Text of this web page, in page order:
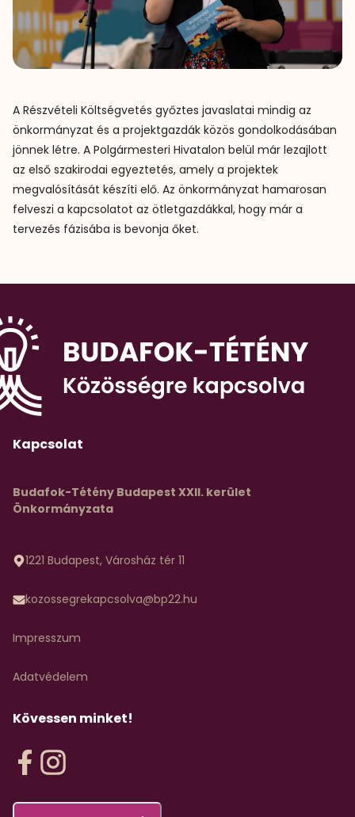
A Részvételi Költségvetés győztes javaslatai mindig az
önkormányzat és a projektgazdák közös gondolkodásában
jönnek létre. A Polgármesteri Hivatalon belül már lezajlott
az első szakirodai egyeztetés, amely a projektek
megvalósítását készíti elő. Az önkormányzat hamarosan
felveszi a kapcsolatot az ötletgazdákkal, hogy már a
tervezés fázisába is bevonja őket.
Kapcsolat
Budafok-Tétény Budapest XXII. kerület
Önkormányzata
1221 Budapest, Városház tér 11
kozossegrekapcsolva@bp22.hu
Impresszum
Adatvédelem
Kövessen minket!